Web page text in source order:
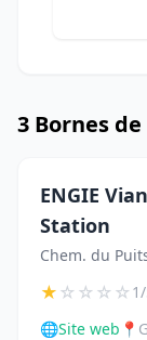
3 Bornes
ENGIE
Station
Chem. du
★☆☆☆☆
🌐Site web 📍